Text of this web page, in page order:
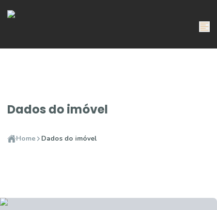
Dados do imóvel
Home Dados do imóvel